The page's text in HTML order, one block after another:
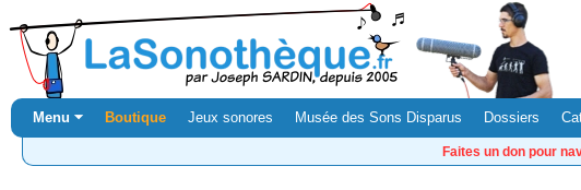
Menu ⏷ Boutique Jeux sonores Musée des Sons Disparus Dossiers
Faites un don pour